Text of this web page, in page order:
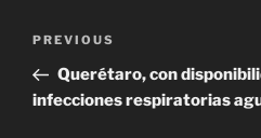
Previous
Post
PREVIOUS
Querétaro, con
infecciones respiratorias